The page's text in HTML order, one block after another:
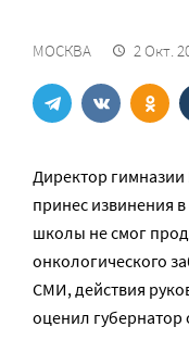
МОСКВА 2 Окт.
Директор
принес извинения в
школы не смог
онкологического
СМИ, действия
оценил губернатор